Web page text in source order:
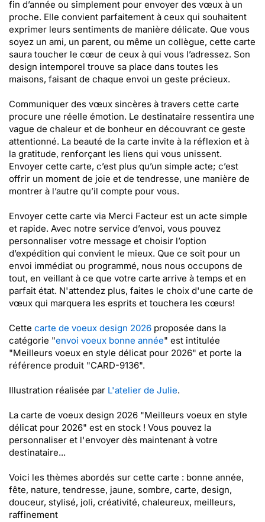
fin d’année ou simplement pour envoyer des vœux à un
proche. Elle convient parfaitement à ceux qui souhaitent
exprimer leurs sentiments de manière délicate. Que vous
soyez un ami, un parent, ou même un collègue, cette carte
saura toucher le cœur de ceux à qui vous l’adressez. Son
design intemporel trouve sa place dans toutes les
maisons, faisant de chaque envoi un geste précieux.
Communiquer des vœux sincères à travers cette carte
procure une réelle émotion. Le destinataire ressentira une
vague de chaleur et de bonheur en découvrant ce geste
attentionné. La beauté de la carte invite à la réflexion et à
la gratitude, renforçant les liens qui vous unissent.
Envoyer cette carte, c’est plus qu’un simple acte; c’est
offrir un moment de joie et de tendresse, une manière de
montrer à l’autre qu’il compte pour vous.
Envoyer cette carte via Merci Facteur est un acte simple
et rapide. Avec notre service d’envoi, vous pouvez
personnaliser votre message et choisir l’option
d’expédition qui convient le mieux. Que ce soit pour un
envoi immédiat ou programmé, nous nous occupons de
tout, en veillant à ce que votre carte arrive à temps et en
parfait état. N'attendez plus, faites le choix d'une carte de
vœux qui marquera les esprits et touchera les cœurs!
Cette carte de voeux design 2026 proposée dans la
catégorie "envoi voeux bonne année" est intitulée
"Meilleurs voeux en style délicat pour 2026" et porte la
référence produit "CARD-9136".
Illustration réalisée par L'atelier de Julie.
La carte de voeux design 2026 "Meilleurs voeux en style
délicat pour 2026" est en stock ! Vous pouvez la
personnaliser et l'envoyer dès maintenant à votre
destinataire...
Voici les thèmes abordés sur cette carte : bonne année,
fête, nature, tendresse, jaune, sombre, carte, design,
douceur, stylisé, joli, créativité, chaleureux, meilleurs,
raffinement